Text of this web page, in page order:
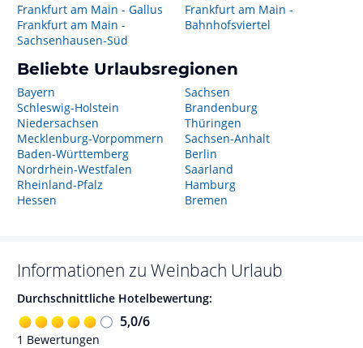
Frankfurt am Main - Gallus
Frankfurt am Main -
Sachsenhausen-Süd
Frankfurt am Main -
Bahnhofsviertel
Beliebte Urlaubsregionen
Bayern
Schleswig-Holstein
Niedersachsen
Mecklenburg-Vorpommern
Baden-Württemberg
Nordrhein-Westfalen
Rheinland-Pfalz
Hessen
Sachsen
Brandenburg
Thüringen
Sachsen-Anhalt
Berlin
Saarland
Hamburg
Bremen
Informationen zu Weinbach Urlaub
Durchschnittliche Hotelbewertung:
5,0/6
1 Bewertungen